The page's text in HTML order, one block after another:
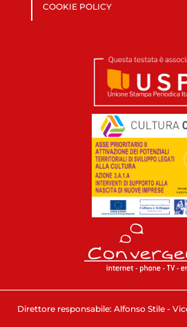
COOKIE POLICY
Direttore responsabile: Alfonso Stile -